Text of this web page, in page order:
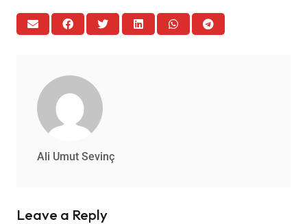
Ali Umut Sevinç
Leave a Reply